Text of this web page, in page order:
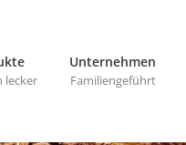
lecker
Unternehmen
Familiengeführt